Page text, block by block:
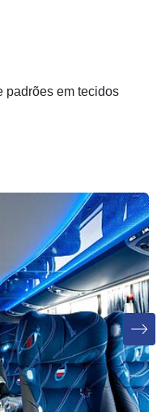
padrões em tecidos
Next